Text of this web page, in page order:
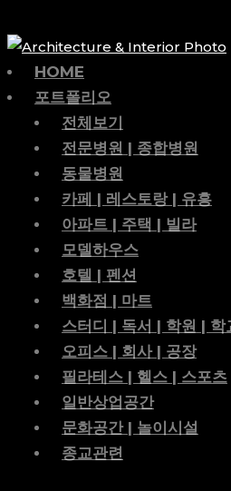
HOME
포트폴리오
전체보기
전문병원 | 종합병원
동물병원
카페 | 레스토랑 | 유흥
아파트 | 주택 | 빌라
모델하우스
호텔 | 펜션
백화점 | 마트
스터디 | 독서 | 학원 | 학
오피스 | 회사 | 공장
필라테스 | 헬스 | 스포츠
일반상업공간
문화공간 | 놀이시설
종교관련